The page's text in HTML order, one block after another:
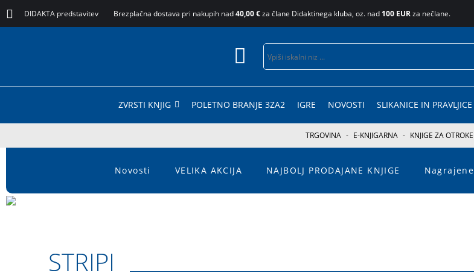
DIDAKTA predstavitev Brezplačna dostava pri nakupih nad40,00 €za člane Didaktinega kluba, oz. nad 100 EURza nečlane.
ZVRSTI KNJIG POLETNO BRANJE 3ZA2 IGRE NOVOSTI SLIKANICE IN PRAVLJICE
TRGOVINA - E-KNJIGARNA - KNJIGE ZA OTROKE
Novosti VELIKA AKCIJA NAJBOLJ PRODAJANE KNJIGE Nagrajene
STRIPI